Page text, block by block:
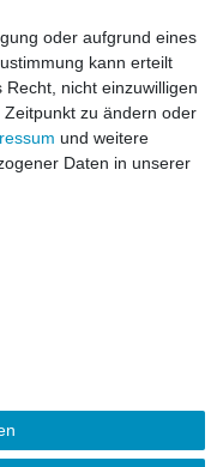
oder aufgrund eines
kann erteilt
nicht einzuwilligen
zu ändern oder
und weitere
Daten in unserer